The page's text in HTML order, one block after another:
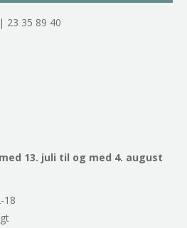
23 35 89 40
13. juli til og med 4. august
18